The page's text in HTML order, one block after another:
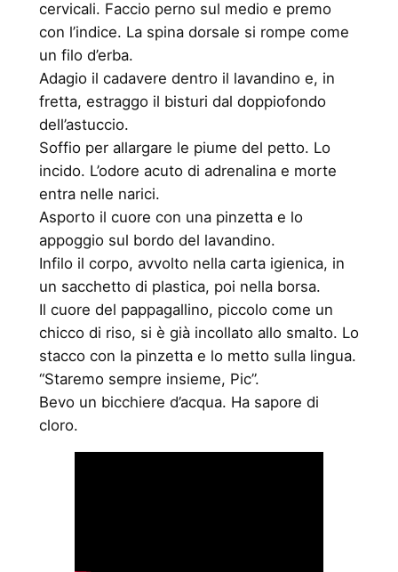
cervicali. Faccio perno sul medio e premo
con l’indice. La spina dorsale si rompe come
un filo d’erba.
Adagio il cadavere dentro il lavandino e, in
fretta, estraggo il bisturi dal doppiofondo
dell’astuccio.
Soffio per allargare le piume del petto. Lo
incido. L’odore acuto di adrenalina e morte
entra nelle narici.
Asporto il cuore con una pinzetta e lo
appoggio sul bordo del lavandino.
Infilo il corpo, avvolto nella carta igienica, in
un sacchetto di plastica, poi nella borsa.
Il cuore del pappagallino, piccolo come un
chicco di riso, si è già incollato allo smalto. Lo
stacco con la pinzetta e lo metto sulla lingua.
“Staremo sempre insieme, Pic”.
Bevo un bicchiere d’acqua. Ha sapore di
cloro.